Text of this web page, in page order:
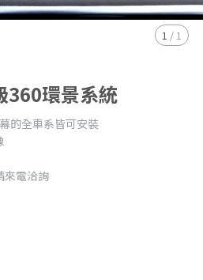
1 / 1
360環景系統
的全車系皆可安裝
來電洽詢